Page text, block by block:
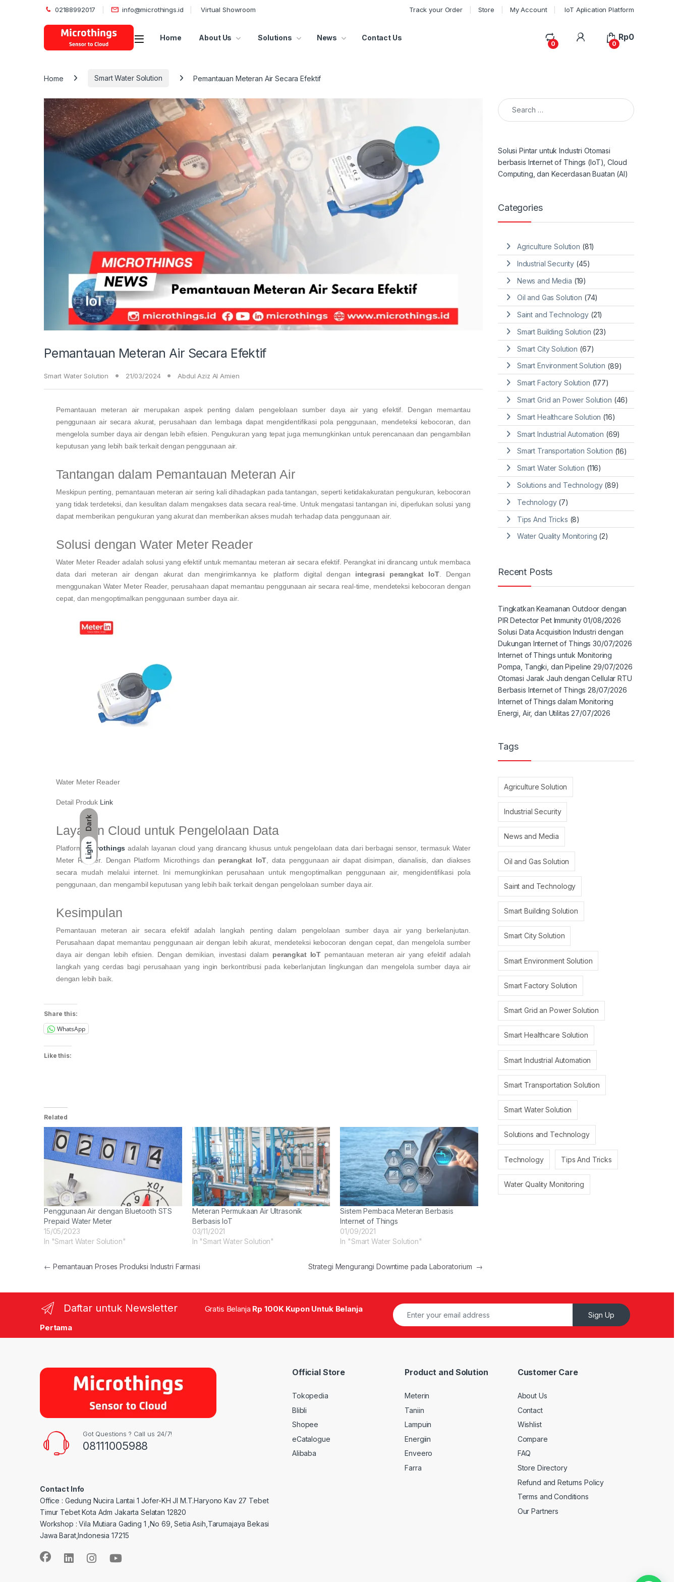
Dark
Light
02188992017 info@microthings.id Virtual Showroom Track your Order Store My Account IoT Aplication Platform
Open Home About Us Solutions News Contact Us
0
My Account
0
Rp0
Home Smart Water Solution Pemantauan Meteran Air Secara Efektif
Pemantauan Meteran Air Secara Efektif
Smart Water Solution 21/03/2024 Abdul Aziz Al Amien
Pemantauan meteran air merupakan aspek penting dalam pengelolaan sumber daya air yang efektif. Dengan memantau
penggunaan air secara akurat, perusahaan dan lembaga dapat mengidentifikasi pola penggunaan, mendeteksi kebocoran, dan
mengelola sumber daya air dengan lebih efisien. Pengukuran yang tepat juga memungkinkan untuk perencanaan dan pengambilan
keputusan yang lebih baik terkait dengan penggunaan air.
Tantangan dalam Pemantauan Meteran Air
Meskipun penting, pemantauan meteran air sering kali dihadapkan pada tantangan, seperti ketidakakuratan pengukuran, kebocoran
yang tidak terdeteksi, dan kesulitan dalam mengakses data secara real-time. Untuk mengatasi tantangan ini, diperlukan solusi yang
dapat memberikan pengukuran yang akurat dan memberikan akses mudah terhadap data penggunaan air.
Solusi dengan Water Meter Reader
Water Meter Reader adalah solusi yang efektif untuk memantau meteran air secara efektif. Perangkat ini dirancang untuk membaca
data dari meteran air dengan akurat dan mengirimkannya ke platform digital dengan integrasi perangkat IoT. Dengan
menggunakan Water Meter Reader, perusahaan dapat memantau penggunaan air secara real-time, mendeteksi kebocoran dengan
cepat, dan mengoptimalkan penggunaan sumber daya air.
Water Meter Reader
Detail Produk Link
Layanan Cloud untuk Pengelolaan Data
Platform Microthings adalah layanan cloud yang dirancang khusus untuk pengelolaan data dari berbagai sensor, termasuk Water
Meter Reader. Dengan Platform Microthings dan perangkat IoT, data penggunaan air dapat disimpan, dianalisis, dan diakses
secara mudah melalui internet. Ini memungkinkan perusahaan untuk mengoptimalkan penggunaan air, mengidentifikasi pola
penggunaan, dan mengambil keputusan yang lebih baik terkait dengan pengelolaan sumber daya air.
Kesimpulan
Pemantauan meteran air secara efektif adalah langkah penting dalam pengelolaan sumber daya air yang berkelanjutan.
Perusahaan dapat memantau penggunaan air dengan lebih akurat, mendeteksi kebocoran dengan cepat, dan mengelola sumber
daya air dengan lebih efisien. Dengan demikian, investasi dalam perangkat IoT pemantauan meteran air yang efektif adalah
langkah yang cerdas bagi perusahaan yang ingin berkontribusi pada keberlanjutan lingkungan dan mengelola sumber daya air
dengan lebih baik.
Share this:
WhatsApp
Like this:
Related
Penggunaan Air dengan Bluetooth STS
Prepaid Water Meter
15/05/2023
In "Smart Water Solution"
Meteran Permukaan Air Ultrasonik
Berbasis IoT
03/11/2021
In "Smart Water Solution"
Sistem Pembaca Meteran Berbasis
Internet of Things
01/09/2021
In "Smart Water Solution"
Post navigation
← Pemantauan Proses Produksi Industri Farmasi Strategi Mengurangi Downtime pada Laboratorium →
Search for:
Solusi Pintar untuk Industri Otomasi
berbasis Internet of Things (IoT), Cloud
Computing, dan Kecerdasan Buatan (AI)
Categories
Agriculture Solution (81)
Industrial Security (45)
News and Media (19)
Oil and Gas Solution (74)
Saint and Technology (21)
Smart Building Solution (23)
Smart City Solution (67)
Smart Environment Solution (89)
Smart Factory Solution (177)
Smart Grid an Power Solution (46)
Smart Healthcare Solution (16)
Smart Industrial Automation (69)
Smart Transportation Solution (16)
Smart Water Solution (116)
Solutions and Technology(89)
Technology(7)
Tips And Tricks (8)
Water Quality Monitoring (2)
Recent Posts
Tingkatkan Keamanan Outdoor dengan
PIR Detector Pet Immunity 01/08/2026
Solusi Data Acquisition Industri dengan
Dukungan Internet of Things 30/07/2026
Internet of Things untuk Monitoring
Pompa, Tangki, dan Pipeline 29/07/2026
Otomasi Jarak Jauh dengan Cellular RTU
Berbasis Internet of Things 28/07/2026
Internet of Things dalam Monitoring
Energi, Air, dan Utilitas 27/07/2026
Tags
Agriculture Solution
Industrial Security
News and Media
Oil and Gas Solution
Saint and Technology
Smart Building Solution
Smart City Solution
Smart Environment Solution
Smart Factory Solution
Smart Grid an Power Solution
Smart Healthcare Solution
Smart Industrial Automation
Smart Transportation Solution
Smart Water Solution
Solutions and Technology
Technology Tips And Tricks
Water Quality Monitoring
Daftar untuk Newsletter Gratis Belanja Rp 100K Kupon Untuk Belanja
Pertama
Sign Up
Got Questions ? Call us 24/7!
08111005988
Contact Info
Office : Gedung Nucira Lantai 1 Jofer-KH Jl M.T.Haryono Kav 27 Tebet
Timur Tebet Kota Adm Jakarta Selatan 12820
Workshop : Vila Mutiara Gading 1 ,No 69, Setia Asih,Tarumajaya Bekasi
Jawa Barat,Indonesia 17215
Official Store
Tokopedia
Blibli
Shopee
eCatalogue
Alibaba
Product and Solution
Meterin
Taniin
Lampuin
Energiin
Enveero
Farra
Customer Care
About Us
Contact
Wishlist
Compare
FAQ
Store Directory
Refund and Returns Policy
Terms and Conditions
Our Partners